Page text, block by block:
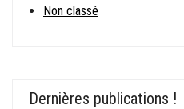
Non classé
Dernières publications !